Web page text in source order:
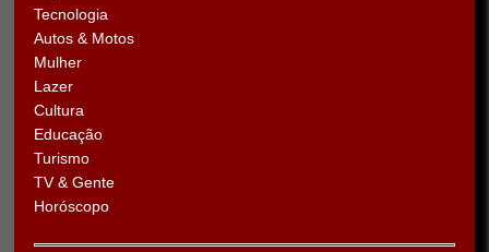
Tecnologia
Autos & Motos
Mulher
Lazer
Cultura
Educação
Turismo
TV & Gente
Horóscopo